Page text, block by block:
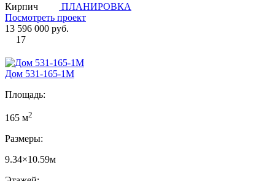
Кирпич
ПЛАНИРОВКА
Посмотреть проект
13 596 000 руб.
17
Дом 531-165-1М
Площадь:
165 м2
Размеры:
9.34×10.59м